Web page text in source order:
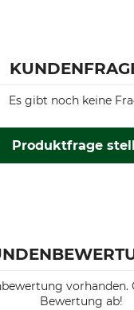
Produktfrage
Es gibt noch keine
vorhanden.
Bewertung ab!